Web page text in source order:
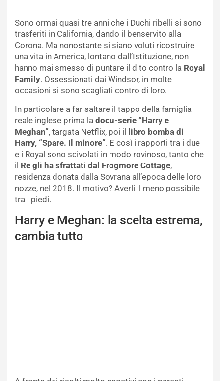
Sono ormai quasi tre anni che i Duchi ribelli si sono
trasferiti in California, dando il benservito alla
Corona. Ma nonostante si siano voluti ricostruire
una vita in America, lontano dall’Istituzione, non
hanno mai smesso di puntare il dito contro la Royal
Family. Ossessionati dai Windsor, in molte
occasioni si sono scagliati contro di loro.
In particolare a far saltare il tappo della famiglia
reale inglese prima la docu-serie “Harry e
Meghan”, targata Netflix, poi il libro bomba di
Harry, “Spare. Il minore”. E così i rapporti tra i due
e i Royal sono scivolati in modo rovinoso, tanto che
il Re gli ha sfrattati dal Frogmore Cottage,
residenza donata dalla Sovrana all’epoca delle loro
nozze, nel 2018. Il motivo? Averli il meno possibile
tra i piedi.
Harry e Meghan: la scelta estrema,
cambia tutto